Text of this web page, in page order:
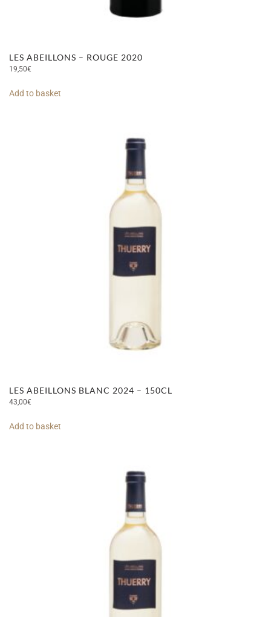
LES ABEILLONS – ROUGE 2020
19,50€
Add to basket
LES ABEILLONS BLANC 2024 – 150CL
43,00€
Add to basket